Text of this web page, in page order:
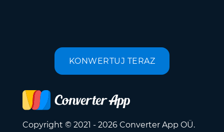
KONWERTUJ TERAZ
Copyright © 2021 - 2026 Converter App OÜ.